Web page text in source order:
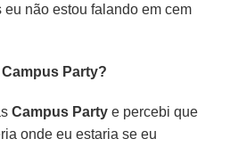
eu não estou falando em cem
Party?
Campus Party e percebi que
onde eu estaria se eu